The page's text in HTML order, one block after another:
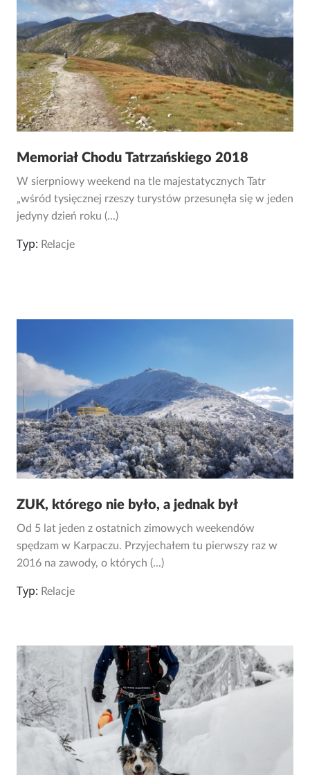
Memoriał Chodu Tatrzańskiego 2018
W sierpniowy weekend na tle majestatycznych Tatr
„wśród tysięcznej rzeszy turystów przesunęła się w jeden
jedyny dzień roku (...)
Typ: Relacje
ZUK, którego nie było, a jednak był
Od 5 lat jeden z ostatnich zimowych weekendów
spędzam w Karpaczu. Przyjechałem tu pierwszy raz w
2016 na zawody, o których (...)
Typ: Relacje